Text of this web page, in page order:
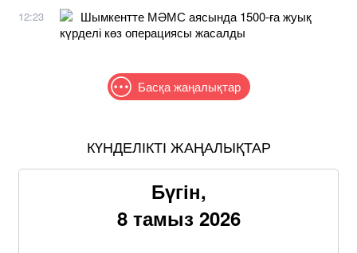
12:23
Шымкентте МӘМС аясында 1500-ға жуық
күрделі көз операциясы жасалды
Басқа жаңалықтар
КҮНДЕЛІКТІ ЖАҢАЛЫҚТАР
Бүгін,
8 тамыз 2026